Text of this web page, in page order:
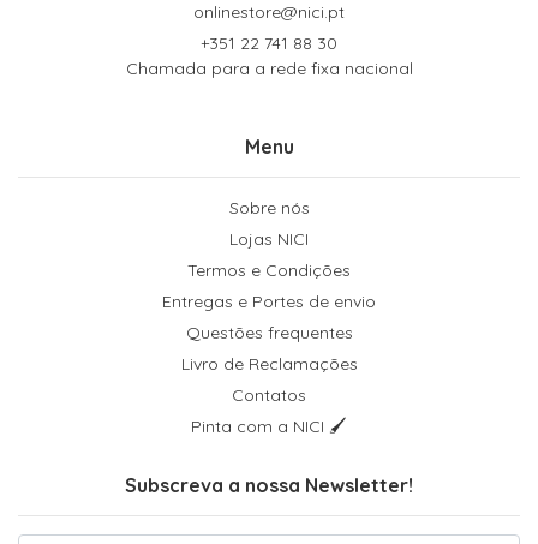
onlinestore@nici.pt
+351 22 741 88 30
Chamada para a rede fixa nacional
Menu
Sobre nós
Lojas NICI
Termos e Condições
Entregas e Portes de envio
Questões frequentes
Livro de Reclamações
Contatos
Pinta com a NICI 🖌
Subscreva a nossa Newsletter!